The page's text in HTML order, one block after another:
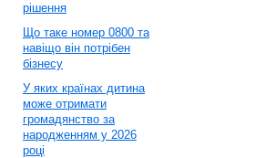
рішення
Що таке номер 0800 та
навіщо він потрібен
бізнесу
У яких країнах дитина
може отримати
громадянство за
народженням у 2026
році